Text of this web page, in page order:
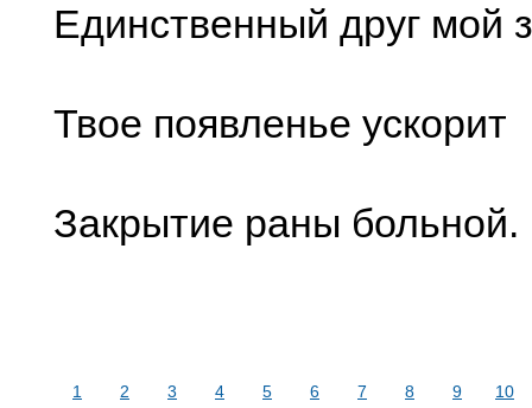
Единственный друг мой
Твое появленье ускорит
Закрытие раны больной.
1 2 3 4 5 6 7 8 9
10